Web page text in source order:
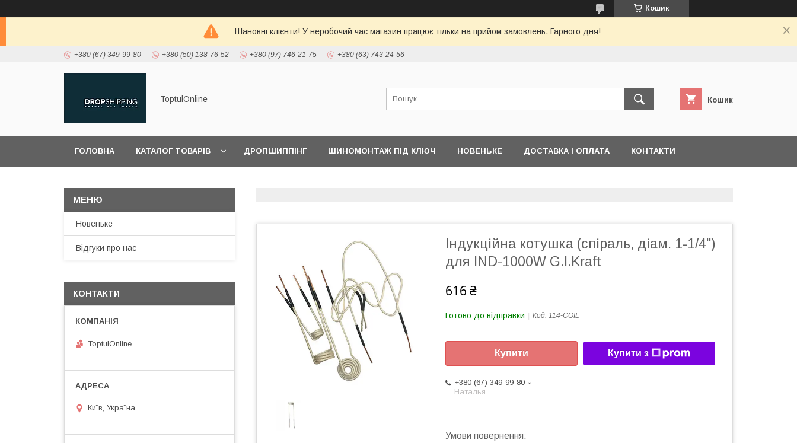
Кошик
Шановні клієнти! У неробочий час магазин працює тільки на прийом замовлень. Гарного дня!
+380 (67) 349-99-80 +380 (50) 138-76-52 +380 (97) 746-21-75 +380 (63) 743-24-56
ToptulOnline Кошик
ГОЛОВНА КАТАЛОГ ТОВАРІВ ДРОПШИППІНГ ШИНОМОНТАЖ ПІД КЛЮЧ НОВЕНЬКЕ ДОСТАВКА І ОПЛАТА КОНТАКТИ
Індукційна котушка (спіраль, діам. 1-1/4")
для IND-1000W G.I.Kraft
616 ₴
Готово до відправки Код: 114-COIL
Купити Купити з
+380 (67) 349-99-80
Наталья
Новеньке
Відгуки про нас
КОНТАКТИ
ToptulOnline
Київ, Україна